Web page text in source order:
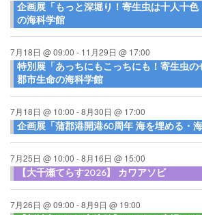
企画展「もっと深堀り！寄生虫は十人十
の海科学館
7月18日 @ 09:00 - 11月29日 @ 17:00
特別展「あっちにもこっちにも！寄生虫
郡市生命の海科学館
7月18日 @ 10:00 -8月30日 @ 17:00
企画展「蒲郡港開港60周年 海を埋める・海
7月25日 @ 10:00 -8月16日 @ 15:00
【大千瀬てらす2026】 カワアソビ
7月26日 @ 09:00 -8月9日 @ 19:00